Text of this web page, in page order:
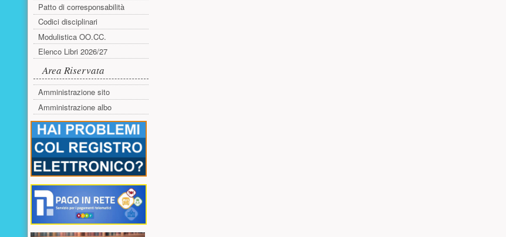
Patto di corresponsabilità
Codici disciplinari
Modulistica OO.CC.
Elenco Libri 2026/27
Area Riservata
Amministrazione sito
Amministrazione albo
Risorse aggiuntive (colonna di sinistra)